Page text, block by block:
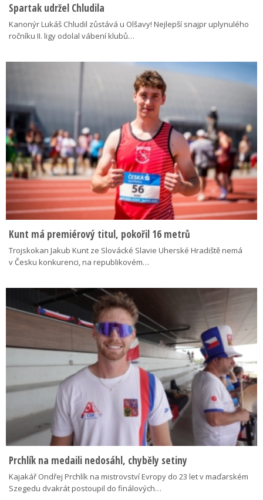
Spartak udržel Chludila
Kanonýr Lukáš Chludil zůstává u Olšavy! Nejlepší snajpr uplynulého
ročníku II. ligy odolal vábení klubů…
Kunt má premiérový titul, pokořil 16 metrů
Trojskokan Jakub Kunt ze Slovácké Slavie Uherské Hradiště nemá
v Česku konkurenci, na republikovém…
Prchlík na medaili nedosáhl, chyběly setiny
Kajakář Ondřej Prchlík na mistrovství Evropy do 23 let v maďarském
Szegedu dvakrát postoupil do finálových…